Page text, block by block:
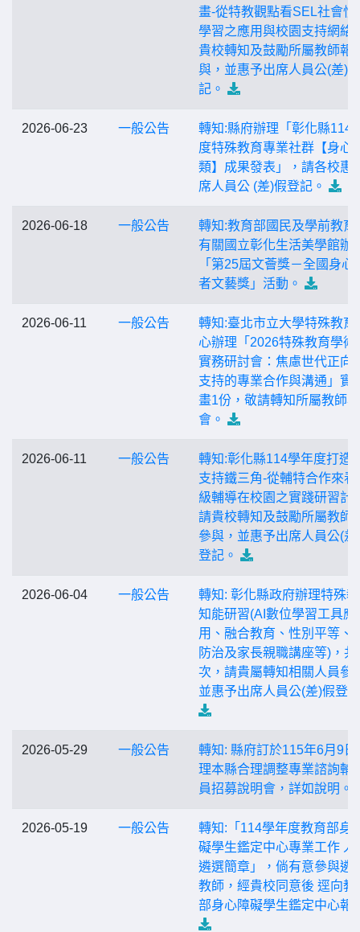
畫-從特教觀點看SEL社會情
學習之應用與校園支持網絡
貴校轉知及鼓勵所屬教師報
與，並惠予出席人員公(差)
記。
2026-06-23 一般公告
轉知:縣府辦理「彰化縣114
度特殊教育專業社群【身心
類】成果發表」，請各校惠
席人員公 (差)假登記。
2026-06-18 一般公告
轉知:教育部國民及學前教育
有關國立彰化生活美學館辦
「第25屆文薈獎－全國身心
者文藝獎」活動。
2026-06-11 一般公告
轉知:臺北市立大學特殊教育
心辦理「2026特殊教育學術
實務研討會：焦慮世代正向
支持的專業合作與溝通」實
畫1份，敬請轉知所屬教師與
會。
2026-06-11 一般公告
轉知:彰化縣114學年度打造
支持鐵三角-從輔特合作來看
級輔導在校園之實踐研習計
請貴校轉知及鼓勵所屬教師
參與，並惠予出席人員公(差
登記。
2026-06-04 一般公告
轉知: 彰化縣政府辦理特殊
知能研習(AI數位學習工具應
用、融合教育、性別平等、
防治及家長親職講座等)，共
次，請貴屬轉知相關人員參
並惠予出席人員公(差)假登
2026-05-29 一般公告
轉知: 縣府訂於115年6月9日
理本縣合理調整專業諮詢輔
員招募說明會，詳如說明。
2026-05-19 一般公告
轉知:「114學年度教育部身
礙學生鑑定中心專業工作 人
遴選簡章」，倘有意參與遴
教師，經貴校同意後 逕向教
部身心障礙學生鑑定中心報